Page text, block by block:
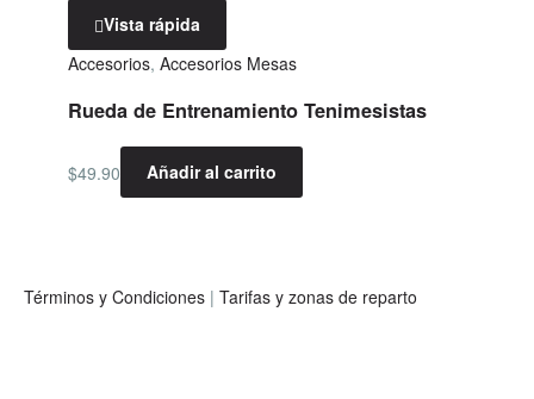
Vista rápida
Accesorios, Accesorios Mesas
Rueda de Entrenamiento Tenimesistas
$49.90 Añadir al carrito
Términos y Condiciones | Tarifas y zonas de reparto